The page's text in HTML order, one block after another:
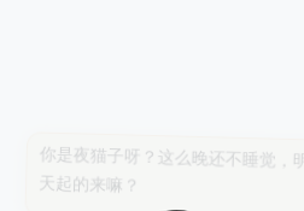
你是夜猫子呀？这么晚还不睡觉，明
天起的来嘛？